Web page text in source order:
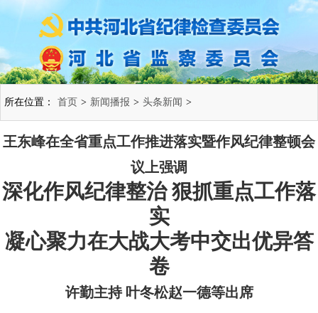
所在位置： 首页 > 新闻播报 > 头条新闻 >
王东峰在全省重点工作推进落实暨作风纪律整顿会
议上强调
深化作风纪律整治 狠抓重点工作落
实
凝心聚力在大战大考中交出优异答
卷
许勤主持 叶冬松赵一德等出席